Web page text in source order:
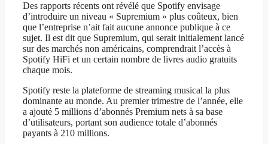
Des rapports récents ont révélé que Spotify envisage
d’introduire un niveau « Supremium » plus coûteux, bien
que l’entreprise n’ait fait aucune annonce publique à ce
sujet. Il est dit que Supremium, qui serait initialement lancé
sur des marchés non américains, comprendrait l’accès à
Spotify HiFi et un certain nombre de livres audio gratuits
chaque mois.
Spotify reste la plateforme de streaming musical la plus
dominante au monde. Au premier trimestre de l’année, elle
a ajouté 5 millions d’abonnés Premium nets à sa base
d’utilisateurs, portant son audience totale d’abonnés
payants à 210 millions.